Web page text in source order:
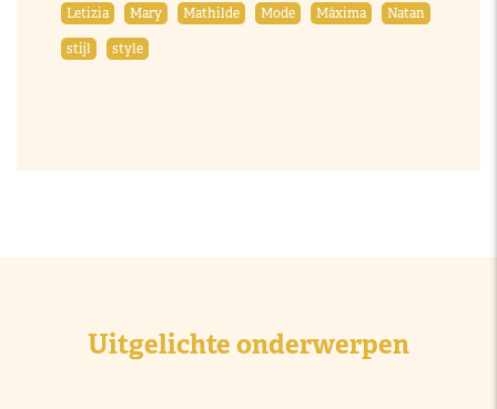
Letizia
Mary Mathilde Mode Máxima
Natan
stijl
style
Uitgelichte onderwerpen